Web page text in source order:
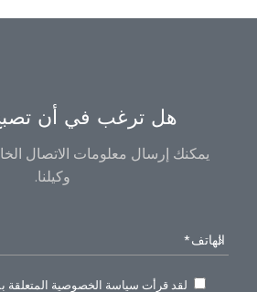
هل ترغب في أن تصبح
يمكنك إرسال معلومات الاتصال
وكيلنا.
لقد قرأت سياسة الخصوصية المتعلقة